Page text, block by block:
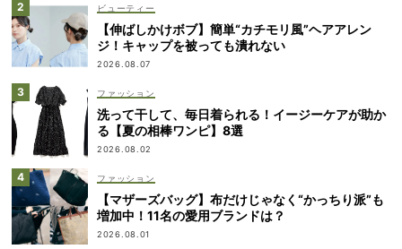
ビューティー
【伸ばしかけボブ】簡単“カチモリ風”ヘアアレン
ジ！キャップを被っても潰れない
2026.08.07
ファッション
洗って干して、毎日着られる！イージーケアが助か
る【夏の相棒ワンピ】8選
2026.08.02
ファッション
【マザーズバッグ】布だけじゃなく“かっちり派”も
増加中！11名の愛用ブランドは？
2026.08.01